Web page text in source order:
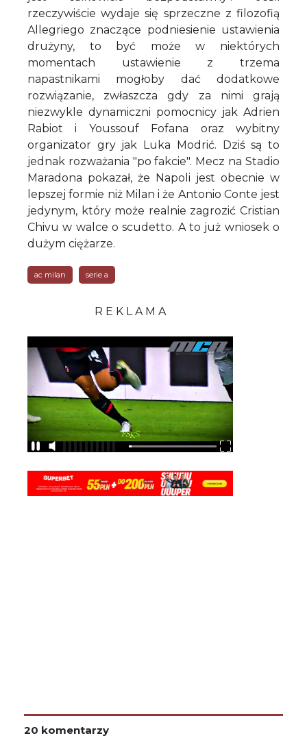
rzeczywiście wydaje się sprzeczne z filozofią
Allegriego znaczące podniesienie ustawienia
drużyny, to być może w niektórych
momentach ustawienie z trzema
napastnikami mogłoby dać dodatkowe
rozwiązanie, zwłaszcza gdy za nimi grają
niezwykle dynamiczni pomocnicy jak Adrien
Rabiot i Youssouf Fofana oraz wybitny
organizator gry jak Luka Modrić. Dziś są to
jednak rozważania "po fakcie". Mecz na Stadio
Maradona pokazał, że Napoli jest obecnie w
lepszej formie niż Milan i że Antonio Conte jest
jedynym, który może realnie zagrozić Cristian
Chivu w walce o scudetto. A to już wniosek o
dużym ciężarze.
ac milan serie a
R E K L A M A
20 komentarzy